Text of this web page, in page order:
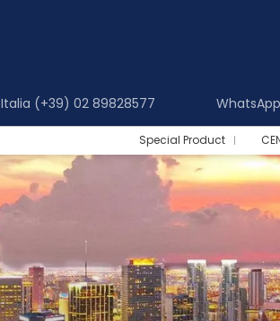
Italia (+39) 02 89828577
Special Product